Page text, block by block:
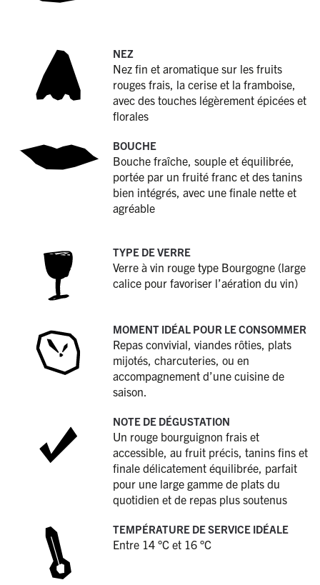
NEZ
Nez fin et aromatique sur les fruits
rouges frais, la cerise et la framboise,
avec des touches légèrement épicées et
florales
BOUCHE
Bouche fraîche, souple et équilibrée,
portée par un fruité franc et des tanins
bien intégrés, avec une finale nette et
agréable
TYPE DE VERRE
Verre à vin rouge type Bourgogne (large
calice pour favoriser l’aération du vin)
MOMENT IDÉAL POUR LE CONSOMMER
Repas convivial, viandes rôties, plats
mijotés, charcuteries, ou en
accompagnement d’une cuisine de
saison.
NOTE DE DÉGUSTATION
Un rouge bourguignon frais et
accessible, au fruit précis, tanins fins et
finale délicatement équilibrée, parfait
pour une large gamme de plats du
quotidien et de repas plus soutenus
TEMPÉRATURE DE SERVICE IDÉALE
Entre 14 °C et 16 °C